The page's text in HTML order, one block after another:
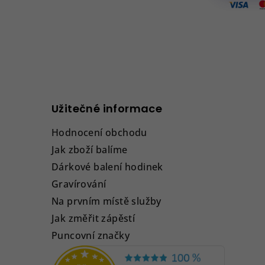
Užitečné informace
Hodnocení obchodu
Jak zboží balíme
Dárkové balení hodinek
Gravírování
Na prvním místě služby
Jak změřit zápěstí
Puncovní značky